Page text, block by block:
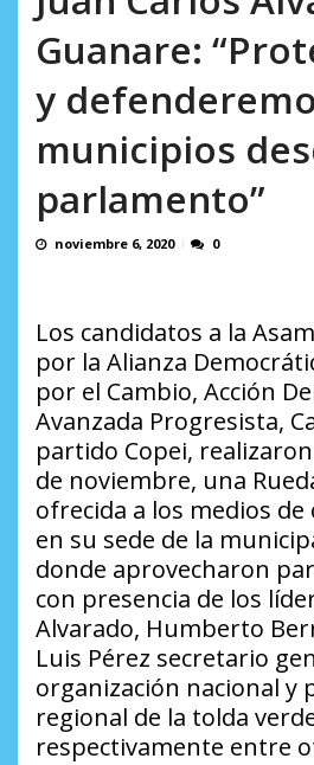
Guanare:
y
municipios
parlamento”
noviembre 6, 2020 0
Los candidatos a la
por la Alianza
por el Cambio, Acción
Avanzada Progresista,
partido Copei,
de noviembre, una
ofrecida a los medios de
en su sede de la
donde aprovecharon
con presencia de los
Alvarado, Humberto
Luis Pérez secretario
organización nacional y
regional de la tolda
respectivamente entre